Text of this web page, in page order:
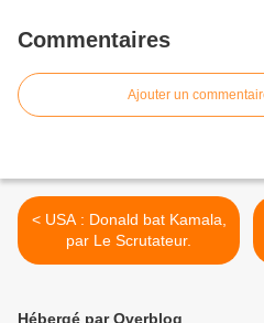
Commentaires
Ajouter un
< USA : Donald bat Kamala,
par Le Scrutateur.
Hébergé par Overblog